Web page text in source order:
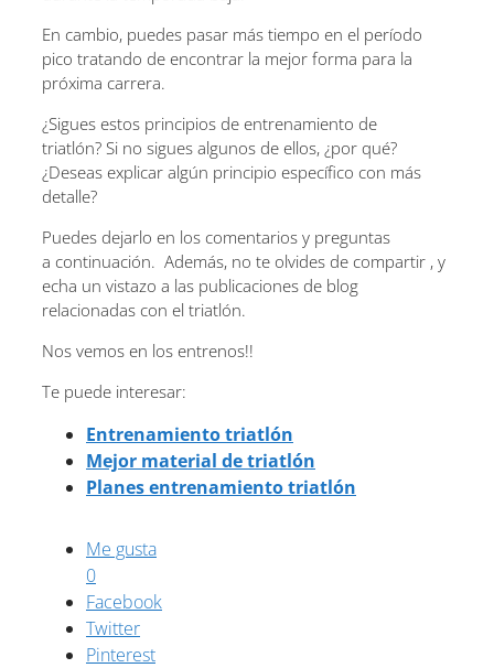
En cambio, puedes pasar más tiempo en el período
pico tratando de encontrar la mejor forma para la
próxima carrera.
¿Sigues estos principios de entrenamiento de
triatlón? Si no sigues algunos de ellos, ¿por qué?
¿Deseas explicar algún principio específico con más
detalle?
Puedes dejarlo en los comentarios y preguntas
a continuación. Además, no te olvides de compartir , y
echa un vistazo a las publicaciones de blog
relacionadas con el triatlón.
Nos vemos en los entrenos!!
Te puede interesar:
Entrenamiento triatlón
Mejor material de triatlón
Planes entrenamiento triatlón
Me gusta
0
Facebook
Twitter
Pinterest